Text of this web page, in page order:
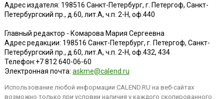
Адрес издателя: 198516 Санкт-Петербург, г. Петергоф, Санкт-
Петербургский пр., д.60, лит.А, ч.п. 2-Н, оф.440
Главный редактор - Комарова Мария Сергеевна
Адрес редакции: 198516 Санкт-Петербург, г. Петергоф, Санкт-
Петербургский пр., д.60, лит.А, ч.п. 2-Н, оф.432, 434
Телефон:+7 812 640-06-60
Электронная почта: askme@calend.ru
Использование любой информации CALEND.RU на веб-сайтах
возможно только при условии наличия у каждого скопированного